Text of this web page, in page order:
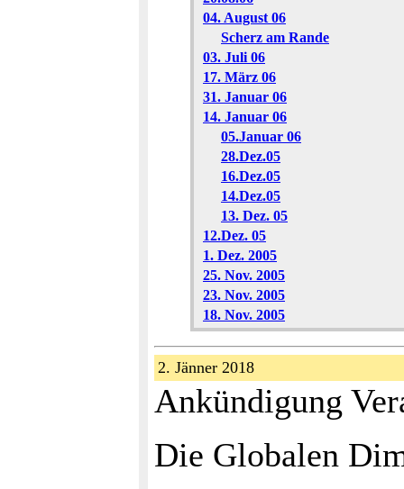
04. August 06
Scherz am Rande
03. Juli 06
17. März 06
31. Januar 06
14. Januar 06
05.Januar 06
28.Dez.05
16.Dez.05
14.Dez.05
13. Dez. 05
12.Dez. 05
1. Dez. 2005
25. Nov. 2005
23. Nov. 2005
18. Nov. 2005
2. Jänner 2018
Ankündigung
Die Globalen